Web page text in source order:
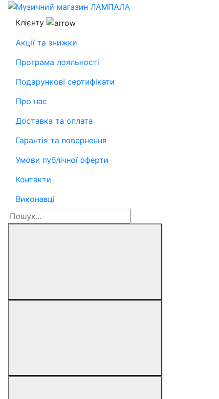
Клієнту
Акції та знижки
Програма лояльності
Подарункові сертифікати
Про нас
Доставка та оплата
Гарантія та повернення
Умови публічної оферти
Контакти
Виконавці